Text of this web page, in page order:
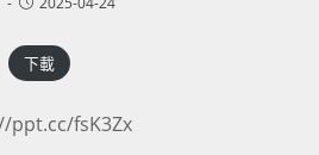
下載
ppt.cc/fsK3Zx